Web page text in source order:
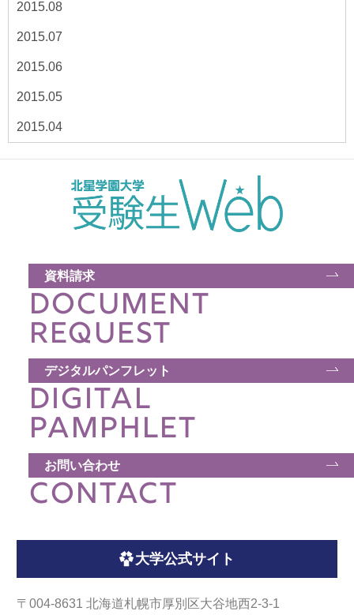
2015.08
2015.07
2015.06
2015.05
2015.04
資料請求
DOCUMENT
REQUEST
デジタルパンフレット
DIGITAL
PAMPHLET
お問い合わせ
CONTACT
大学公式サイト
〒004-8631 北海道札幌市厚別区大谷地西2-3-1